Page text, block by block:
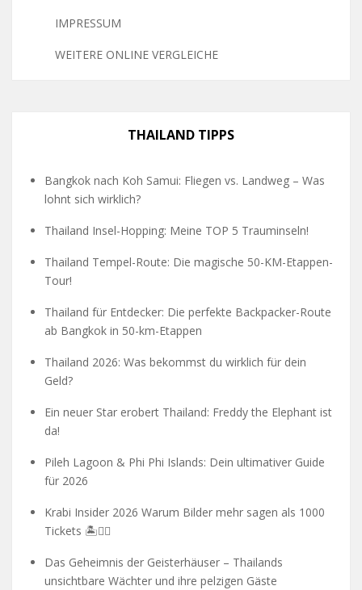
IMPRESSUM
WEITERE ONLINE VERGLEICHE
THAILAND TIPPS
Bangkok nach Koh Samui: Fliegen vs. Landweg – Was
lohnt sich wirklich?
Thailand Insel-Hopping: Meine TOP 5 Trauminseln!
Thailand Tempel-Route: Die magische 50-KM-Etappen-
Tour!
Thailand für Entdecker: Die perfekte Backpacker-Route
ab Bangkok in 50-km-Etappen
Thailand 2026: Was bekommst du wirklich für dein
Geld?
Ein neuer Star erobert Thailand: Freddy the Elephant ist
da!
Pileh Lagoon & Phi Phi Islands: Dein ultimativer Guide
für 2026
Krabi Insider 2026 Warum Bilder mehr sagen als 1000
Tickets 🏝️🧗‍♂️
Das Geheimnis der Geisterhäuser – Thailands
unsichtbare Wächter und ihre pelzigen Gäste